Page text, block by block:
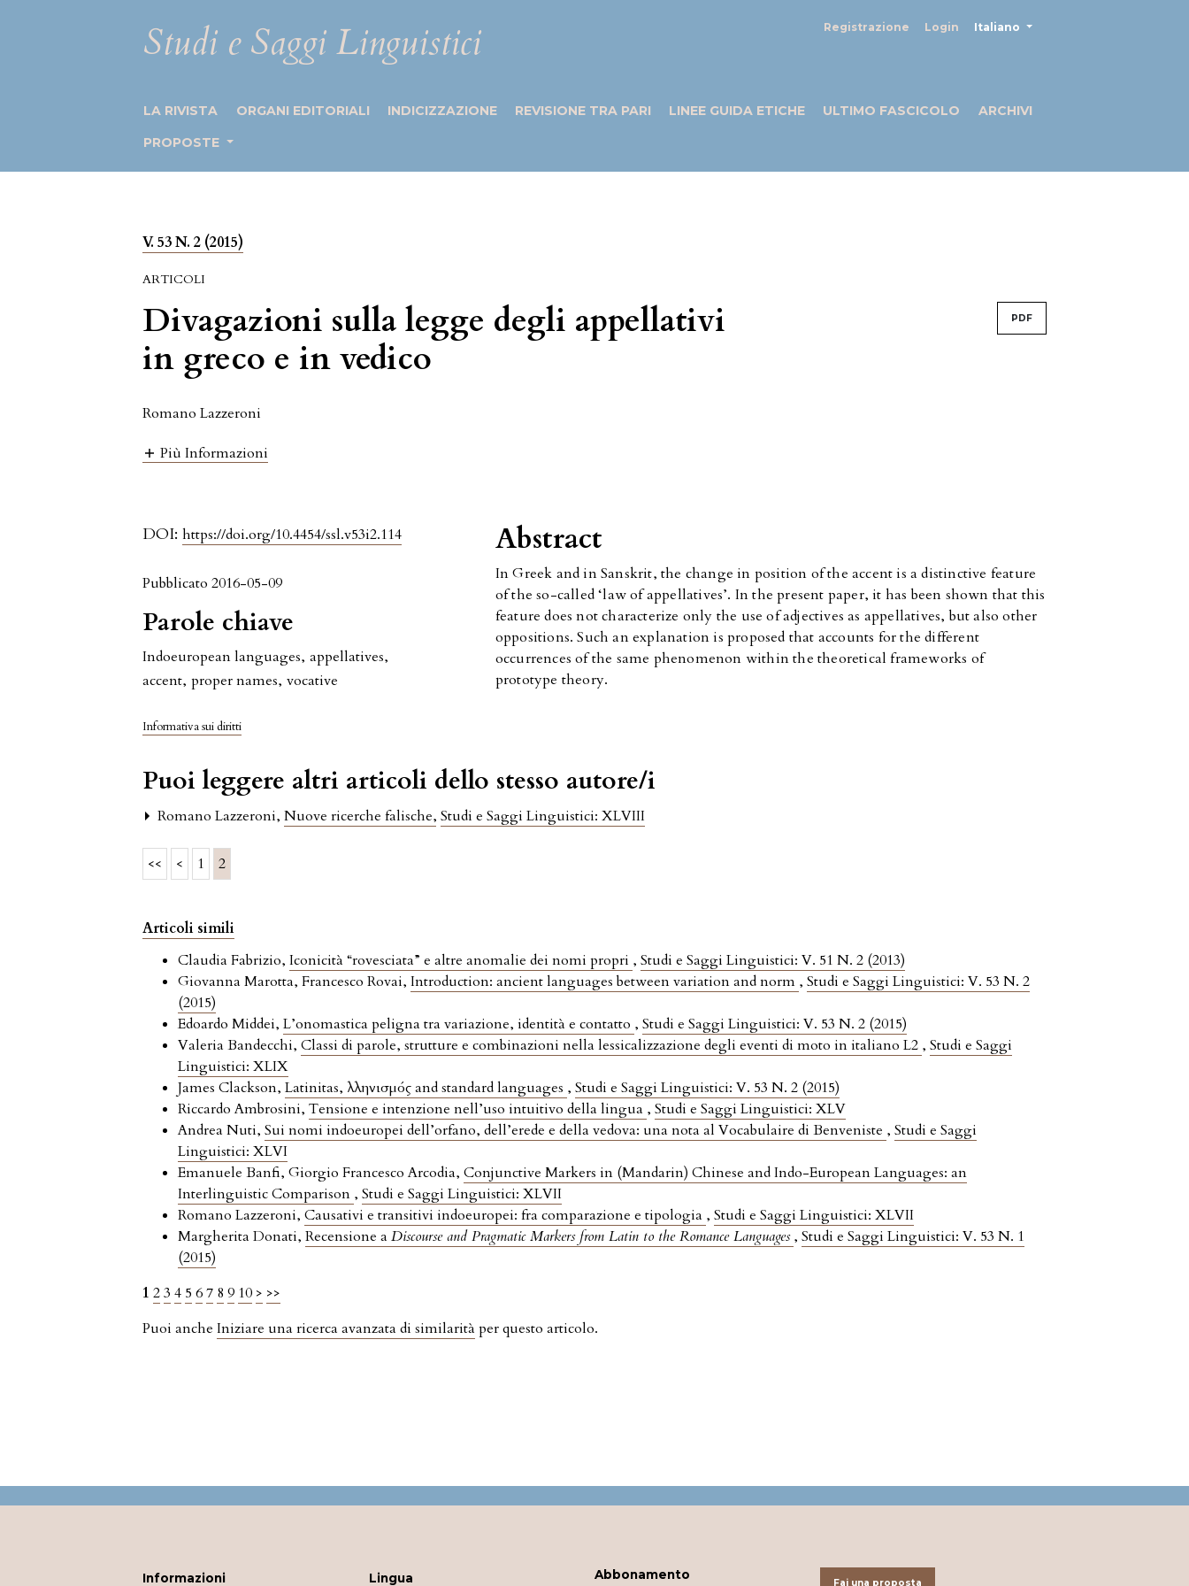
Studi e Saggi Linguistici Registrazione Login Italiano
LA RIVISTA ORGANI EDITORIALI INDICIZZAZIONE REVISIONE TRA PARI LINEE GUIDA ETICHE ULTIMO FASCICOLO
ARCHIVI
PROPOSTE
V. 53 N. 2 (2015)
ARTICOLI
Divagazioni sulla legge degli appellativi
in greco e in vedico
PDF
Romano Lazzeroni
Più Informazioni
DOI:https://doi.org/10.4454/ssl.v53i2.114
Pubblicato 2016-05-09
Parole chiave
Indoeuropean languages, appellatives,
accent, proper names, vocative
Informativa sui diritti
Abstract
In Greek and in Sanskrit, the change in position of the accent is a distinctive feature
of the so-called ‘law of appellatives’. In the present paper, it has been shown that this
feature does not characterize only the use of adjectives as appellatives, but also other
oppositions. Such an explanation is proposed that accounts for the different
occurrences of the same phenomenon within the theoretical frameworks of
prototype theory.
Puoi leggere altri articoli dello stesso autore/i
Romano Lazzeroni,Nuove ricerche falische,Studi e Saggi Linguistici: XLVIII
<< < 1 2
Articoli simili
Claudia Fabrizio,Iconicità “rovesciata” e altre anomalie dei nomi propri ,Studi e Saggi Linguistici: V. 51 N. 2 (2013)
Giovanna Marotta, Francesco Rovai,Introduction: ancient languages between variation and norm ,Studi e Saggi Linguistici: V. 53 N. 2
(2015)
Edoardo Middei,L’onomastica peligna tra variazione, identità e contatto ,Studi e Saggi Linguistici: V. 53 N. 2 (2015)
Valeria Bandecchi,Classi di parole, strutture e combinazioni nella lessicalizzazione degli eventi di moto in italiano L2 ,Studi e Saggi
Linguistici: XLIX
James Clackson,Latinitas, Ἑλληνισμός and standard languages ,Studi e Saggi Linguistici: V. 53 N. 2 (2015)
Riccardo Ambrosini,Tensione e intenzione nell’uso intuitivo della lingua ,Studi e Saggi Linguistici: XLV
Andrea Nuti,Sui nomi indoeuropei dell’orfano, dell’erede e della vedova: una nota al Vocabulaire di Benveniste ,Studi e Saggi
Linguistici: XLVI
Emanuele Banfi, Giorgio Francesco Arcodia,Conjunctive Markers in (Mandarin) Chinese and Indo-European Languages: an
Interlinguistic Comparison ,Studi e Saggi Linguistici: XLVII
Romano Lazzeroni,Causativi e transitivi indoeuropei: fra comparazione e tipologia ,Studi e Saggi Linguistici: XLVII
Margherita Donati,Recensione aDiscourse and Pragmatic Markers from Latin to the Romance Languages ,Studi e Saggi Linguistici: V. 53 N. 1
(2015)
1 23 4 5 67 8 9 10 > >>
Puoi ancheIniziare una ricerca avanzata di similarità per questo articolo.
Informazioni Lingua Abbonamento
Fai una proposta